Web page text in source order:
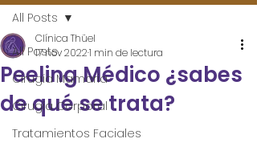
All Posts
Cirugía Mamaria
Cirugía Corporal
Tratamientos Faciales
All Posts
Peeling Médico ¿sabes
de qué se trata?
Clínica Thüel
17 nov 20221 min de lectura